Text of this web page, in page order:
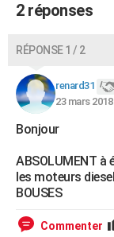
S'inscrire
Se connecter
Lycées
Collèges
Primaires
Universités
Entreprises
Service militaire
Avis de recherche
FORUM
Bricolage
Lifestyle
Culture
Sport
Auto
Television
Voyage
Cinema
2 réponses
RÉPONSE 1 / 2
renard31
23 mars 2018
Bonjour
ABSOLUMENT à
les moteurs
BOUSES
Commenter